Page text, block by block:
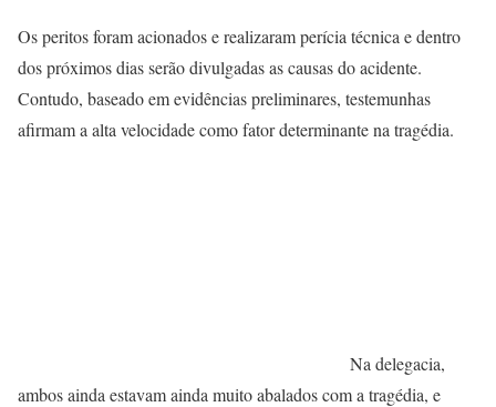
Os peritos foram acionados e realizaram perícia técnica e dentro
dos próximos dias serão divulgadas as causas do acidente.
Contudo, baseado em evidências preliminares, testemunhas
afirmam a alta velocidade como fator determinante na tragédia.
Na delegacia,
ambos ainda estavam ainda muito abalados com a tragédia, e